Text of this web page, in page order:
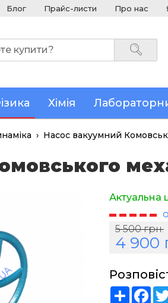
Блог Прайс-листи Про нас
Хімія
› Насос вакуумний
Актуальна
5 500 грн.
4 900
Share